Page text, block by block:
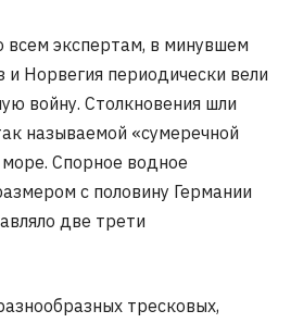
всем экспертам, в минувшем
и Норвегия периодически вели
войну. Столкновения шли
называемой «сумеречной
Спорное водное
с половину Германии
две трети
тресковых,